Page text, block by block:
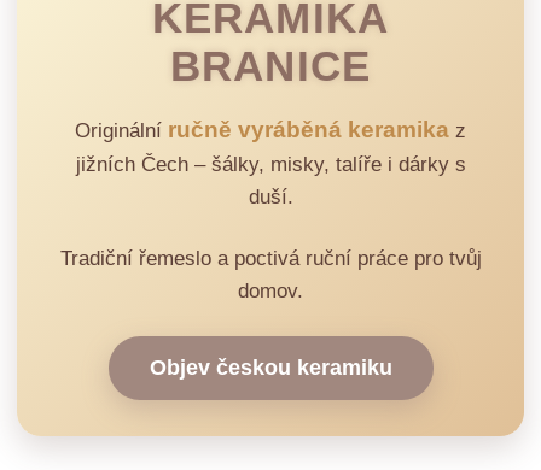
KERAMIKA
BRANICE
Originální ručně vyráběná keramika z
jižních Čech – šálky, misky, talíře i dárky s
duší.
Tradiční řemeslo a poctivá ruční práce pro tvůj
domov.
Objev českou keramiku